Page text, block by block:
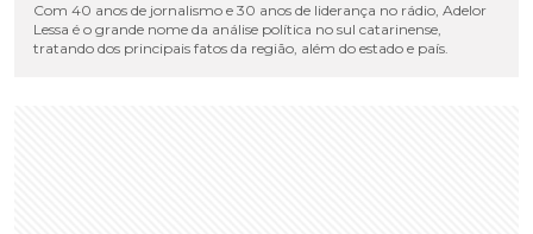
Com 40 anos de jornalismo e 30 anos de liderança no rádio, Adelor
Lessa é o grande nome da análise política no sul catarinense,
tratando dos principais fatos da região, além do estado e país.